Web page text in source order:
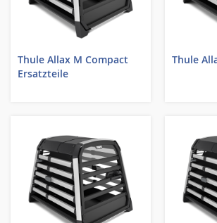
Thule Allax M Compact
Ersatzteile
Thule